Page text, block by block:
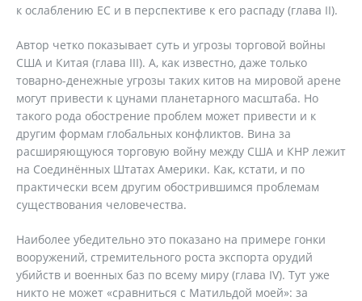
к ослаблению ЕС и в перспективе к его распаду (глава II).
Автор четко показывает суть и угрозы торговой войны
США и Китая (глава III). А, как известно, даже только
товарно-денежные угрозы таких китов на мировой арене
могут привести к цунами планетарного масштаба. Но
такого рода обострение проблем может привести и к
другим формам глобальных конфликтов. Вина за
расширяющуюся торговую войну между США и КНР лежит
на Соединённых Штатах Америки. Как, кстати, и по
практически всем другим обострившимся проблемам
существования человечества.
Наиболее убедительно это показано на примере гонки
вооружений, стремительного роста экспорта орудий
убийств и военных баз по всему миру (глава IV). Тут уже
никто не может «сравниться с Матильдой моей»: за